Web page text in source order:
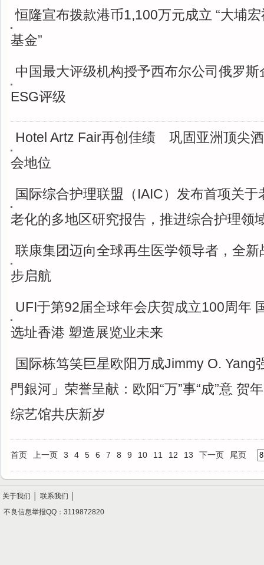
恒隆宣布拨款港币1,100万元成立 “大埔
基金”
中国最大评级机构授予西布尔公司俄罗斯
ESG评级
Hotel Artz Fair再创佳绩 巩固亚洲顶尖
会地位
国际综合护理联盟（IAIC）发布首项关于
老化的多地区研究报告，推进综合护理领
联康集团迈向全球再生医学领导者，全新
步启航
UFI于第92届全球年会庆贺成立100周年
选址香港 塑造展览业未来
国际栋笃笑巨星欧阳万成Jimmy O. Yang
門銀河」荣誉呈献：欧阳“万”事“成”意 贺
综艺馆共庆新岁
首页 上一页 3 4 5 6 7 8 9 10 11 12 13 下一页 尾页
关于我们 联系我们
不良信息举报QQ：3119872820